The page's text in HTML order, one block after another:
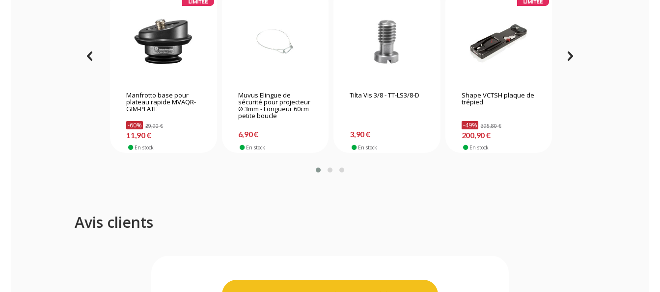
Manfrotto base pour
plateau rapide MVAQR-
GIM-PLATE
-60% 29,90 €
11,90 €
En stock
Muvus Elingue de
sécurité pour projecteur
Ø 3mm - Longueur 60cm
petite boucle
6,90 €
En stock
Tilta Vis 3/8 - TT-LS3/8-D
3,90 €
En stock
Shape VCTSH plaque de
trépied
-49% 395,80 €
200,90 €
En stock
Avis clients